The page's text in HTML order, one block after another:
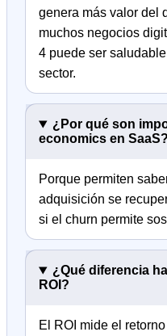
genera más valor del
muchos negocios
4 puede ser
sector.
¿Por qué son
economics en SaaS?
Porque permiten
adquisición se
si el churn permite
¿Qué diferencia
ROI?
El ROI mide el